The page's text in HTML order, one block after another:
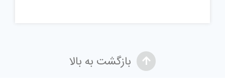
بازگشت به بالا